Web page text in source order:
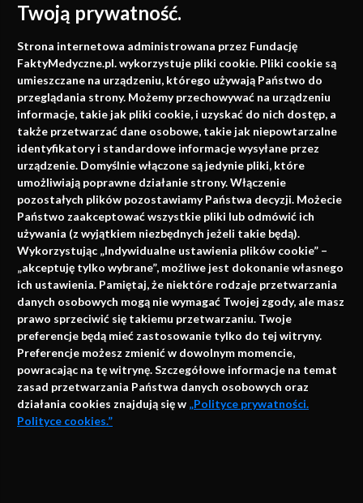
Twoją prywatność.
Strona internetowa administrowana przez Fundację
FaktyMedyczne.pl. wykorzystuje pliki cookie. Pliki cookie są
umieszczane na urządzeniu, którego używają Państwo do
przeglądania strony. Możemy przechowywać na urządzeniu
informacje, takie jak pliki cookie, i uzyskać do nich dostęp, a
także przetwarzać dane osobowe, takie jak niepowtarzalne
identyfikatory i standardowe informacje wysyłane przez
urządzenie. Domyślnie włączone są jedynie pliki, które
umożliwiają poprawne działanie strony. Włączenie
pozostałych plików pozostawiamy Państwa decyzji. Możecie
Państwo zaakceptować wszystkie pliki lub odmówić ich
używania (z wyjątkiem niezbędnych jeżeli takie będą).
Wykorzystując „Indywidualne ustawienia plików cookie” –
„akceptuję tylko wybrane”, możliwe jest dokonanie własnego
ich ustawienia. Pamiętaj, że niektóre rodzaje przetwarzania
danych osobowych mogą nie wymagać Twojej zgody, ale masz
prawo sprzeciwić się takiemu przetwarzaniu. Twoje
preferencje będą mieć zastosowanie tylko do tej witryny.
Preferencje możesz zmienić w dowolnym momencie,
powracając na tę witrynę. Szczegółowe informacje na temat
zasad przetwarzania Państwa danych osobowych oraz
działania cookies znajdują się w „Polityce prywatności.
Polityce cookies.”
Medycyna oparta na
faktach
Konferencje, szkolenia, e-learning, wydawnictwo
Napisz do nas
info@faktymedyczne.pl
ul. Towarowa 2
43-460 Wisła
Redakcja medyczna:
ul. Wolności 338b